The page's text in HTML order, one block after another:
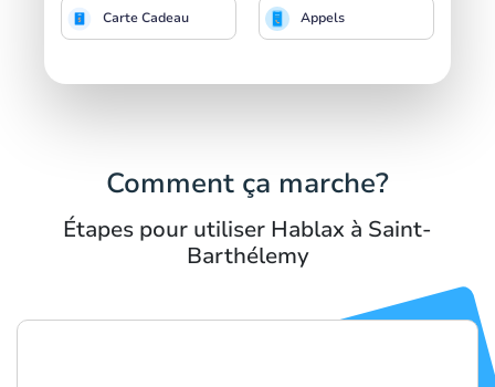
Carte Cadeau Appels
Comment ça marche?
Étapes pour utiliser Hablax à Saint-
Barthélemy